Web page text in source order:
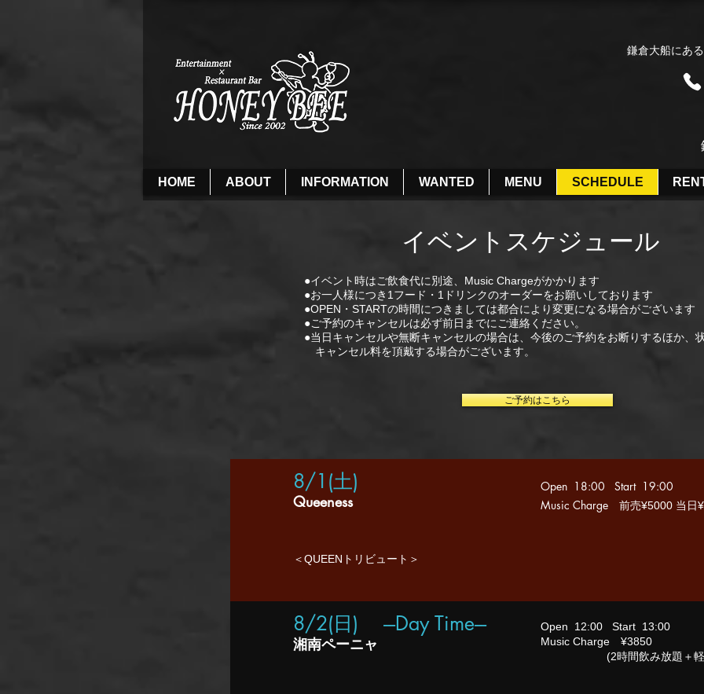
鎌倉大船にあ
HOME ABOUT INFORMATION WANTED MENU SCHEDULE
​イベントスケジュール
●イベント時はご飲食代に別途、Music Chargeがかかります
●お一人様につき1フード・1ドリンクのオーダーをお願いしております
●OPEN・STARTの時間につきましては都合により変更になる場合がございます
●ご予約のキャンセルは必ず前日までにご連絡ください。
●当日キャンセルや無断キャンセルの場合は、今後のご予約をお断りするほか、
キャンセル料を頂戴する場合がございます。
ご予約はこちら
8/1(土)
Queeness
Open 18:00 Start 19:00
Music Charge 前売¥5000 当日
​＜QUEENトリビュート＞
8/2(日) ---Day Time---
湘南ペーニャ
Open 12:00 Start 13:00
Music Charge ¥3850
(2時間飲み放題＋軽